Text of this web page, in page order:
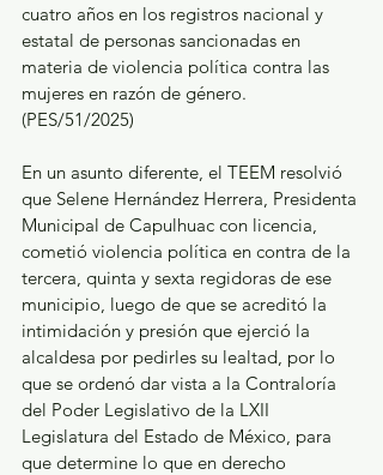
cuatro años en los registros nacional y
estatal de personas sancionadas en
materia de violencia política contra las
mujeres en razón de género.
(PES/51/2025)
En un asunto diferente, el TEEM resolvió
que Selene Hernández Herrera, Presidenta
Municipal de Capulhuac con licencia,
cometió violencia política en contra de la
tercera, quinta y sexta regidoras de ese
municipio, luego de que se acreditó la
intimidación y presión que ejerció la
alcaldesa por pedirles su lealtad, por lo
que se ordenó dar vista a la Contraloría
del Poder Legislativo de la LXII
Legislatura del Estado de México, para
que determine lo que en derecho